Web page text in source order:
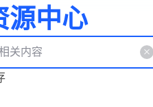
源中心